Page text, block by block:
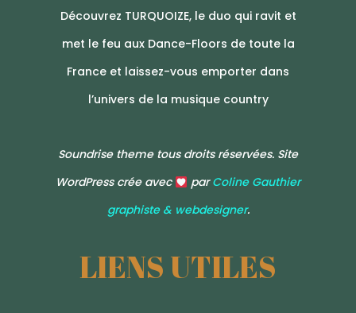
Découvrez TURQUOIZE, le duo qui ravit et
met le feu aux Dance-Floors de toute la
France et laissez-vous emporter dans
l’univers de la musique country
Soundrise theme tous droits réservées. Site
WordPress crée avec
parColine Gauthier
graphiste & webdesigner.
LIENS UTILES